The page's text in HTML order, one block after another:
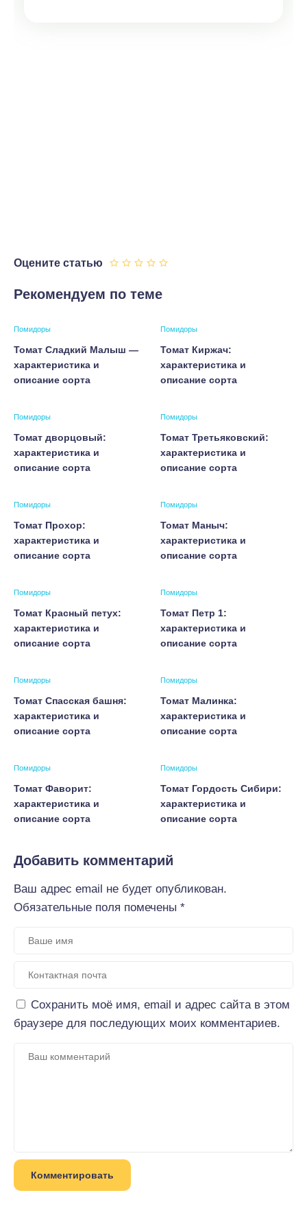
Оцените статью
Рекомендуем по теме
Помидоры
Томат Сладкий Малыш —
характеристика и
описание сорта
Помидоры
Томат Киржач:
характеристика и
описание сорта
Помидоры
Томат дворцовый:
характеристика и
описание сорта
Помидоры
Томат Третьяковский:
характеристика и
описание сорта
Помидоры
Томат Прохор:
характеристика и
описание сорта
Помидоры
Томат Маныч:
характеристика и
описание сорта
Помидоры
Томат Красный петух:
характеристика и
описание сорта
Помидоры
Томат Петр 1:
характеристика и
описание сорта
Помидоры
Томат Спасская башня:
характеристика и
описание сорта
Помидоры
Томат Малинка:
характеристика и
описание сорта
Помидоры
Томат Фаворит:
характеристика и
описание сорта
Помидоры
Томат Гордость Сибири:
характеристика и
описание сорта
Добавить комментарий
Ваш адрес email не будет опубликован.
Обязательные поля помечены *
Сохранить моё имя, email и адрес сайта в этом
браузере для последующих моих комментариев.